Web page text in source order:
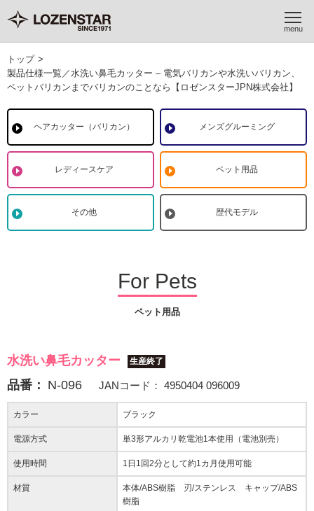
トップ >
製品仕様一覧／水洗い鼻毛カッター – 電気バリカンや水洗いバリカン、
ペットバリカンまでバリカンのことなら【ロゼンスターJPN株式会社】
ヘアカッター（バリカン） メンズグルーミング
レディースケア ペット用品
その他 歴代モデル
For Pets
ペット用品
水洗い鼻毛カッター 生産終了
品番： N-096 JANコード： 4950404 096009
カラー ブラック
電源方式 単3形アルカリ乾電池1本使用（電池別売）
使用時間 1日1回2分として約1カ月使用可能
材質
本体/ABS樹脂 刃/ステンレス キャップ/ABS
樹脂